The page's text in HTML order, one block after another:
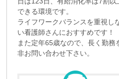
できる環境です。
ライフワークバランスを重視し
い看護師さんにおすすめです！
また定年65歳なので、長く勤務
非お問い合わせ下さい。